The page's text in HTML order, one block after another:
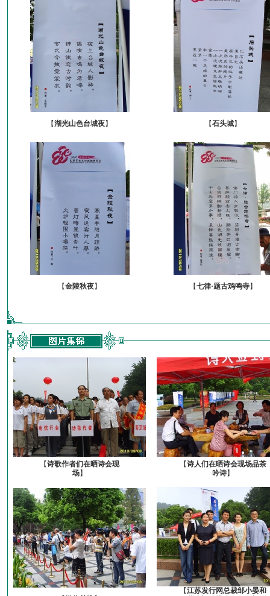
【湖光山色台城夜】 【石头城】
【金陵秋夜】 【七律·题古鸡鸣寺】
【诗歌作者们在晒诗会现
场】
【诗人们在晒诗会现场品茶
吟诗】
【江苏发行网总裁邹小晏和